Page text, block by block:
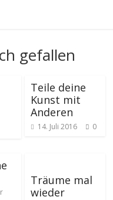
gefallen
Teile deine
Kunst mit
Anderen
14. Juli 2016 0
Träume mal
wieder